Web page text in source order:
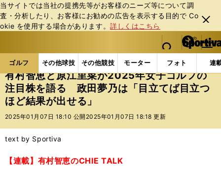
当サイトでは当社の提携先等がお客様のニーズ等について調
査・分析したり、お客様にお勧めの広告を表⽰する⽬的で Co
okie を使⽤する場合があります。詳しくはこちら
閉じ
る
web Sportiva (webスポルティーバ)
検索
マイペ
ー
ジ
メニュ
ゴルフ その他球技 その他競技 モーター フォト 連
ス
ポ
ル
テ
ー
バ
ゴルフの記事一覧 ゴルフ 女子ゴルフ 有村智恵
有村智恵と原江里菜が2025年女子ゴルフの
注目株を語る 政田夢乃は「目立てば目立つ
ほど結果が出せる」
2025年01月07日 18:10 公開 2025年01月07日 18:18 更新
text by Sportiva
【連載】有村智恵のCHIE TALK